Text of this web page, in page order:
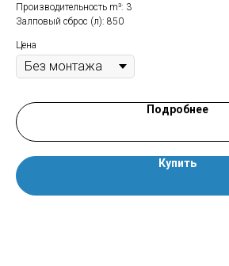
Производительность m³: 3
Залповый сброс (л): 850
Цена
Подробнее
Купить